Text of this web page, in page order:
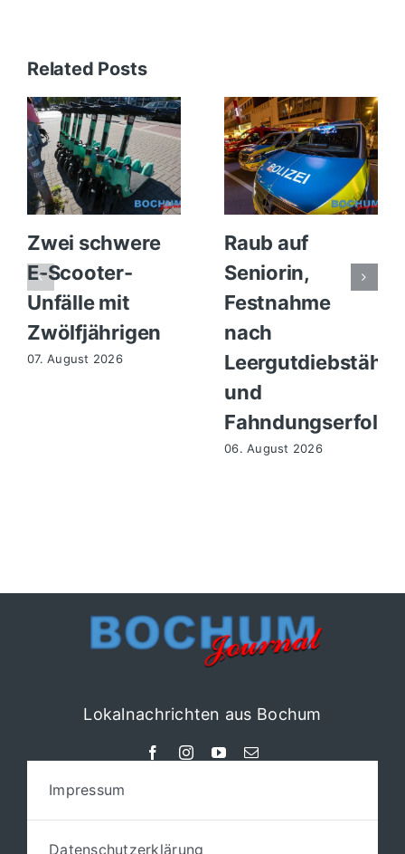
Related Posts
Zwei schwere
E-Scooter-
Unfälle mit
Zwölfjährigen
07. August 2026
Raub auf
Seniorin,
Festnahme
nach
und
Fahndungserfolg
06. August 2026
Lokalnachrichten aus Bochum
Impressum
Datenschutzerklärung